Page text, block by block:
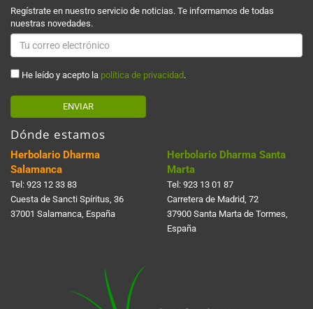
Regístrate en nuestro servicio de noticias. Te informamos de todas
nuestras novedades.
He leído y acepto la política de privacidad .
ENVIAR
Dónde estamos
Herbolario Dharma
Salamanca
Tel: 923 12 33 83
Cuesta de Sancti Spí­ritus, 36
37001 Salamanca, España
Herbolario Dharma Santa
Marta
Tel: 923 13 01 87
Carretera de Madrid, 72
37900 Santa Marta de Tormes,
España